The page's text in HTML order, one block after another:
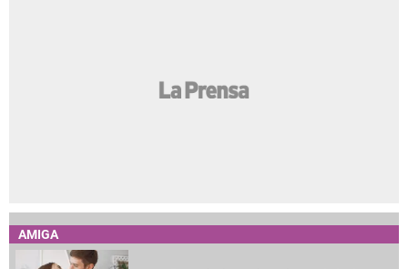
AMIGA